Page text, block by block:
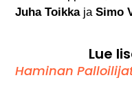
Juha ToikkajaSimo
Lue
Haminan